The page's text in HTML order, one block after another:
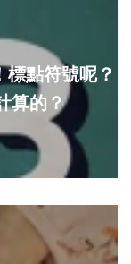
點符號呢？
算的？